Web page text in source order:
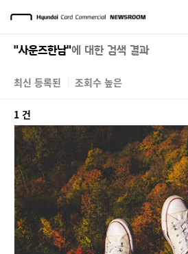
"사운즈한남"에 대한 검색 결과
최신 등록된 조회수 높은
1 건